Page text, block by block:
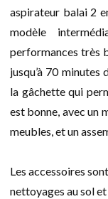
aspirateur balai 2
modèle
performances très
jusqu’à 70
la gâchette qui
est bonne, avec un
meubles, et un
Les accessoires
nettoyages au sol et